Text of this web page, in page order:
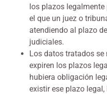
los plazos
el que un juez o
atendiendo al plazo
judiciales.
Los datos tratados
expiren los plazos
hubiera obligación
existir ese plazo